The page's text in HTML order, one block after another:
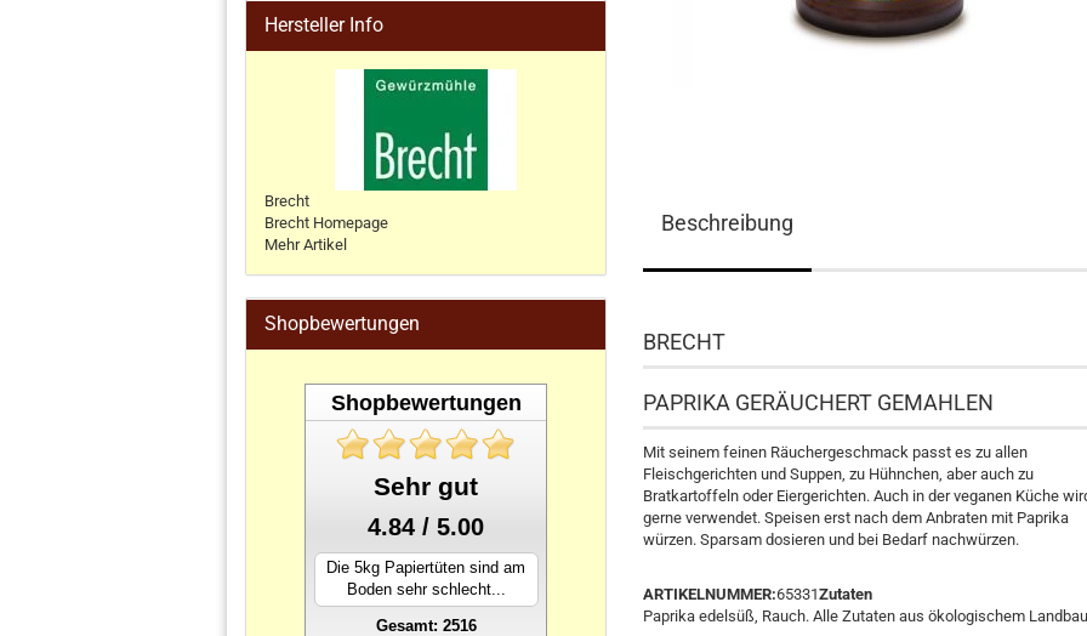
Beschreibung
BRECHT
PAPRIKA GERÄUCHERT GEMAHLEN
Mit seinem feinen Räuchergeschmack passt es zu allen
Fleischgerichten und Suppen, zu Hühnchen, aber auch zu
Bratkartoffeln oder Eiergerichten. Auch in der veganen Küche
gerne verwendet. Speisen erst nach dem Anbraten mit Paprika
würzen. Sparsam dosieren und bei Bedarf nachwürzen.
ARTIKELNUMMER:65331Zutaten
Paprika edelsüß, Rauch. Alle Zutaten aus ökologischem
Hersteller Info
Brecht
Brecht Homepage
Mehr Artikel
Shopbewertungen
Shopbewertungen
Sehr gut
4.84 / 5.00
Die 5kg Papiertüten sind am
Boden sehr schlecht...
Gesamt: 2516